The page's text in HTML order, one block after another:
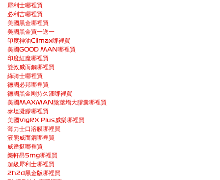
犀利士哪裡買
必利吉哪裡買
美國黑金哪裡買
美國黑金買一送一
印度神油Climax哪裡買
美國GOOD MAN哪裡買
印度紅魔哪裡買
雙效威而鋼哪裡買
綠骑士哪裡買
德國必邦哪裡買
德國黑金剛持久液哪裡買
美國MAXMAN陰莖增大膠囊哪裡買
泰坦凝膠哪裡買
美國VigRX Plus威樂哪裡買
薄力士口溶膜哪裡買
液熊威而鋼哪裡買
威達挺哪裡買
樂軒昂5mg哪裡買
超級犀利士哪裡買
2h2d黑金版哪裡買